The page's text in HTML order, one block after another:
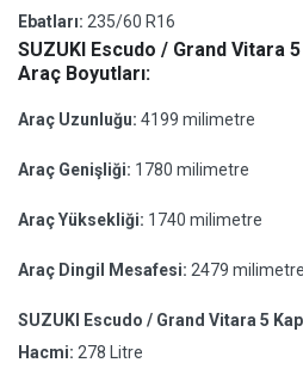
Ebatları: 235/60 R16
SUZUKI Escudo / Grand Vitara 5
Araç Boyutları:
Araç Uzunluğu: 4199 milimetre
Araç Genişliği: 1780 milimetre
Araç Yüksekliği: 1740 milimetre
Araç Dingil Mesafesi: 2479 milimetre
SUZUKI Escudo / Grand Vitara 5
Hacmi: 278 Litre